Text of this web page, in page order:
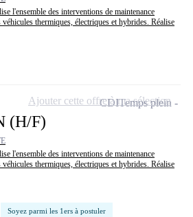
l'ensemble des interventions de maintenance
thermiques, électriques et hybrides. Réalise
(H/F)
l'ensemble des interventions de maintenance
thermiques, électriques et hybrides. Réalise
Soyez parmi les 1ers à postuler
CDITemps plein
Ajouter cette offre à ma sélection